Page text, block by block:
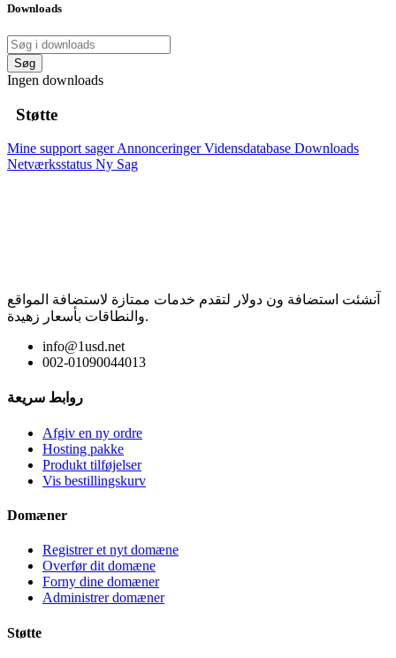
Downloads
Søg
Ingen downloads
Støtte
Mine support sagerAnnonceringerVidensdatabase Downloads
Netværksstatus Ny Sag
آنشئت استضافة ون دولار لتقدم خدمات ممتازة لاستضافة المواقع
والنطاقات بأسعار زهيدة.
info@1usd.net
002-01090044013
روابط سريعة
Afgiv en ny ordre
Hosting pakke
Produkt tilføjelser
Vis bestillingskurv
Domæner
Registrer et nyt domæne
Overfør dit domæne
Forny dine domæner
Administrer domæner
Støtte